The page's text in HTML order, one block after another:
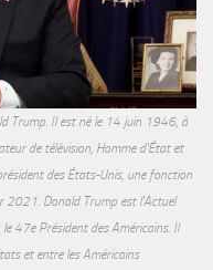
Trump. Il est né le 14 juin 1946, à
de télévision, Homme d'État et
des États-Unis, une fonction
Donald Trump est l'Actuel
47e Président des Américains. Il
et entre les Américains